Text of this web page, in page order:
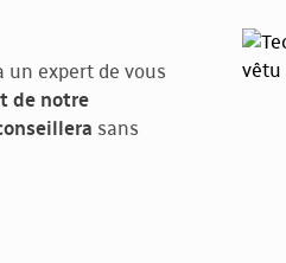
un expert de vous
de notre
sans